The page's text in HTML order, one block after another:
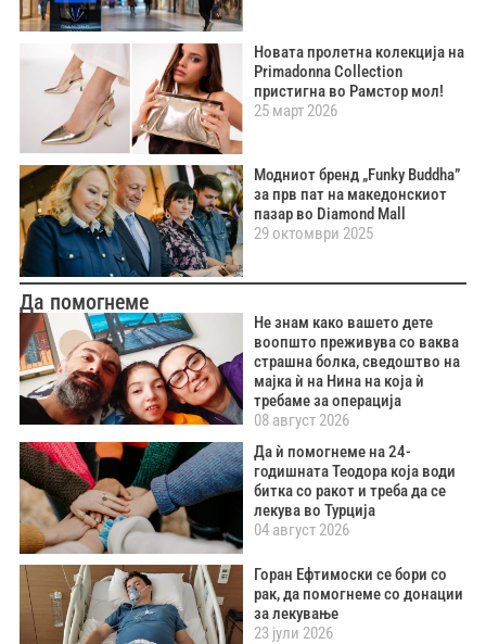
Новата пролетна колекција на
Primadonna Collection
пристигна во Рамстор мол!
25 март 2026
Модниот бренд „Funky Buddha”
за прв пат на македонскиот
пазар во Diamond Mall
29 октомври 2025
Да помогнеме
Не знам како вашето дете
воопшто преживува со ваква
страшна болка, сведоштво на
мајка ѝ на Нина на која ѝ
требаме за операција
08 август 2026
Да ѝ помогнеме на 24-
годишната Теодора која води
битка со ракот и треба да се
лекува во Турција
04 август 2026
Горан Ефтимоски се бори со
рак, да помогнеме со донации
за лекување
23 јули 2026